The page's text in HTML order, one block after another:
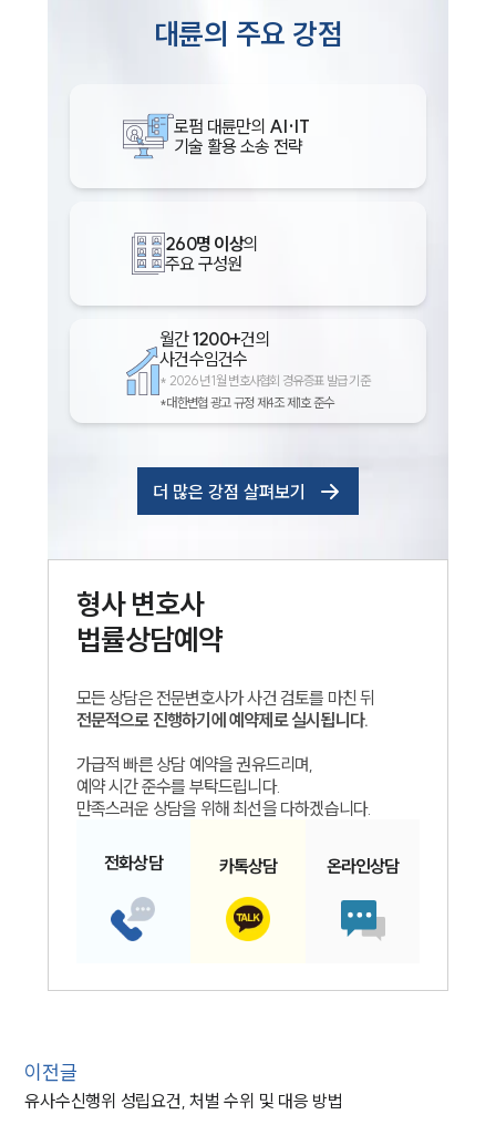
대륜의 주요 강점
로펌 대륜만의 AI·IT
기술 활용 소송 전략
260명 이상의
주요 구성원
월간1200+건의
사건수임건수
* 2026년 1월 변호사협회 경유증표 발급 기준
*대한변협 광고 규정 제4조 제1호 준수
더 많은 강점 살펴보기
형사변호사
법률상담예약
모든 상담은 전문변호사가 사건 검토를 마친 뒤
전문적으로 진행하기에 예약제로 실시됩니다.
가급적 빠른 상담 예약을 권유드리며,
예약 시간 준수를 부탁드립니다.
만족스러운 상담을 위해 최선을 다하겠습니다.
전화상담 카톡상담 온라인상담
이전글
유사수신행위 성립요건, 처벌 수위 및 대응 방법